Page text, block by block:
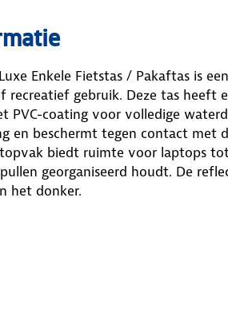
Enkele Fietstas / Pakaftas is
recreatief gebruik. Deze tas heeft
PVC-coating voor volledige
en beschermt tegen contact met
biedt ruimte voor laptops
georganiseerd houdt. De
het donker.
eenvoudig en de tas is ook te